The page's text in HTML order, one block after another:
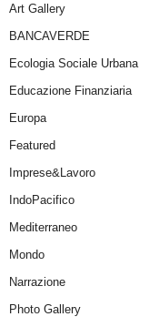
Art Gallery
BANCAVERDE
Ecologia Sociale Urbana
Educazione Finanziaria
Europa
Featured
Imprese&Lavoro
IndoPacifico
Mediterraneo
Mondo
Narrazione
Photo Gallery